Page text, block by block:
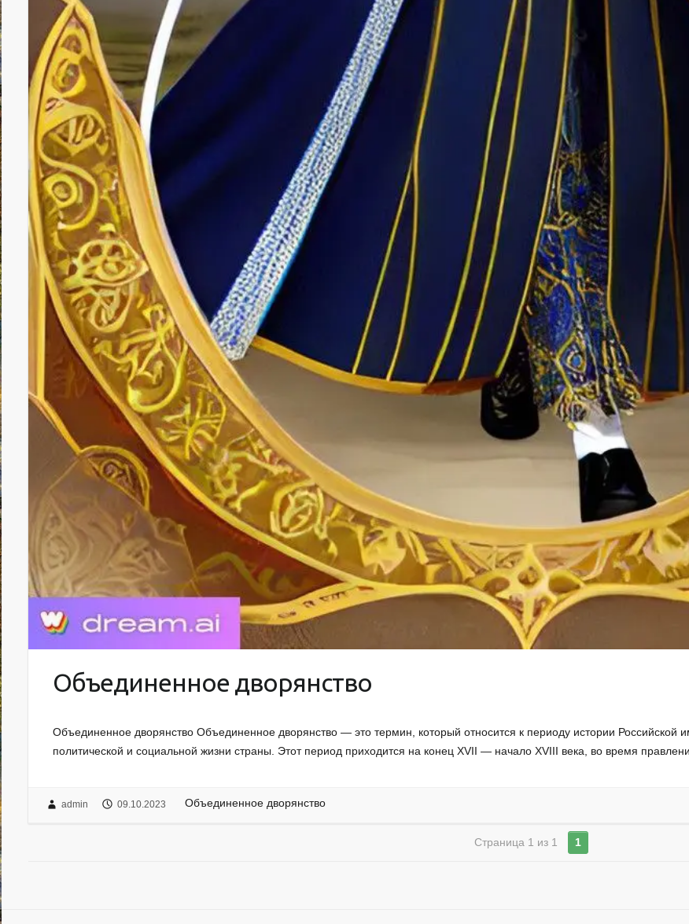
Объединенное дворянство
Объединенное дворянство Объединенное дворянство — это термин, который относится к периоду истории Российской
политической и социальной жизни страны. Этот период приходится на конец XVII — начало XVIII века, во время
admin 09.10.2023 Объединенное дворянство
Страница 1 из 1 1